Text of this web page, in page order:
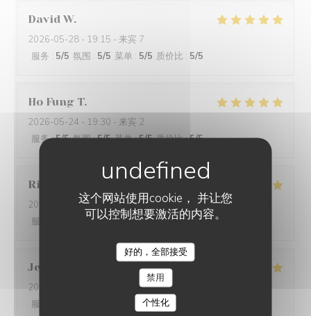
这个网站使用cookie， 并让您
可以控制想要激活的内容。
好的，全部接受
禁用
个性化
David W
2026-05-28 - 19:15 - 来宾 7
服务 : 5/5 氛围 : 5/5 菜单 : 5/5 质价比 : 5/5
Ho Fung T
2026-05-24 - 19:30 - 来宾 2
服务:5/5 氛围:5/5 菜单:5/5 质价比:5/5
Riccardo
2026-05-25- 21:45 - 来宾 2
服务
: 4/5 菜单:5/5 质价比: 5 /5
Jenny
2026-05-25
- 21:15 - 来宾 2
服务
5/5 质价比